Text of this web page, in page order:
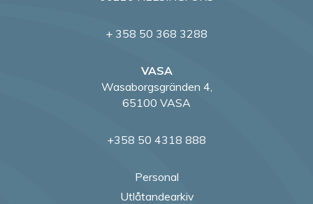
+ 358 50 368 3288
VASA
Wasaborgsgränden 4,
65100 VASA
+358 50 4318 888
Personal
Utlåtandearkiv